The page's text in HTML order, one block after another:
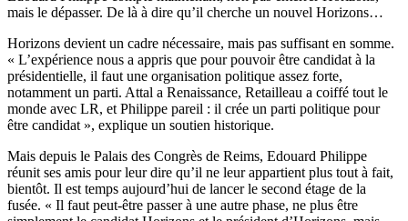
mais le dépasser. De là à dire qu’il cherche un nouvel Horizons…
Horizons devient un cadre nécessaire, mais pas suffisant en somme.
« L’expérience nous a appris que pour pouvoir être candidat à la
présidentielle, il faut une organisation politique assez forte,
notamment un parti. Attal a Renaissance, Retailleau a coiffé tout le
monde avec LR, et Philippe pareil : il crée un parti politique pour
être candidat », explique un soutien historique.
Mais depuis le Palais des Congrès de Reims, Edouard Philippe
réunit ses amis pour leur dire qu’il ne leur appartient plus tout à fait,
bientôt. Il est temps aujourd’hui de lancer le second étage de la
fusée. « Il faut peut-être passer à une autre phase, ne plus être